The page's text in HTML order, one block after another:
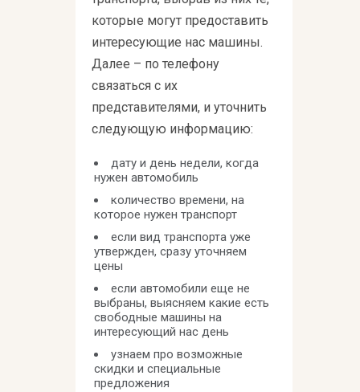
которые могут предоставить
интересующие нас машины.
Далее – по телефону
связаться с их
представителями, и уточнить
следующую информацию:
дату и день недели, когда
нужен автомобиль
количество времени, на
которое нужен транспорт
если вид транспорта уже
утвержден, сразу уточняем
цены
если автомобили еще не
выбраны, выясняем какие есть
свободные машины на
интересующий нас день
узнаем про возможные
скидки и специальные
предложения